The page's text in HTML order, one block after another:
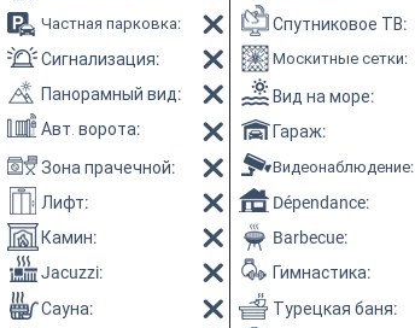
Частная парковка:
Сигнализация:
Панорамный вид:
Авт. ворота:
Спутниковое ТВ:
Москитные сетки:
Вид на море:
Гараж:
Зона прачечной: Видеонаблюдение:
Лифт:
Dépendance:
Камин:
Jacuzzi:
Сауна:
Barbecue:
Гимнастика:
Турецкая баня: